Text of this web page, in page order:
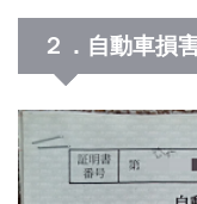
２．自動車損